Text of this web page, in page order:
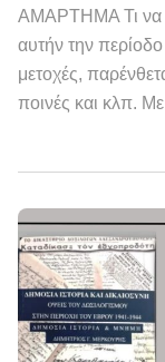
ΑΜΑΡΤΗΜΑ Τι να
αυτήν την
μετοχές,
ποινές και κλπ.